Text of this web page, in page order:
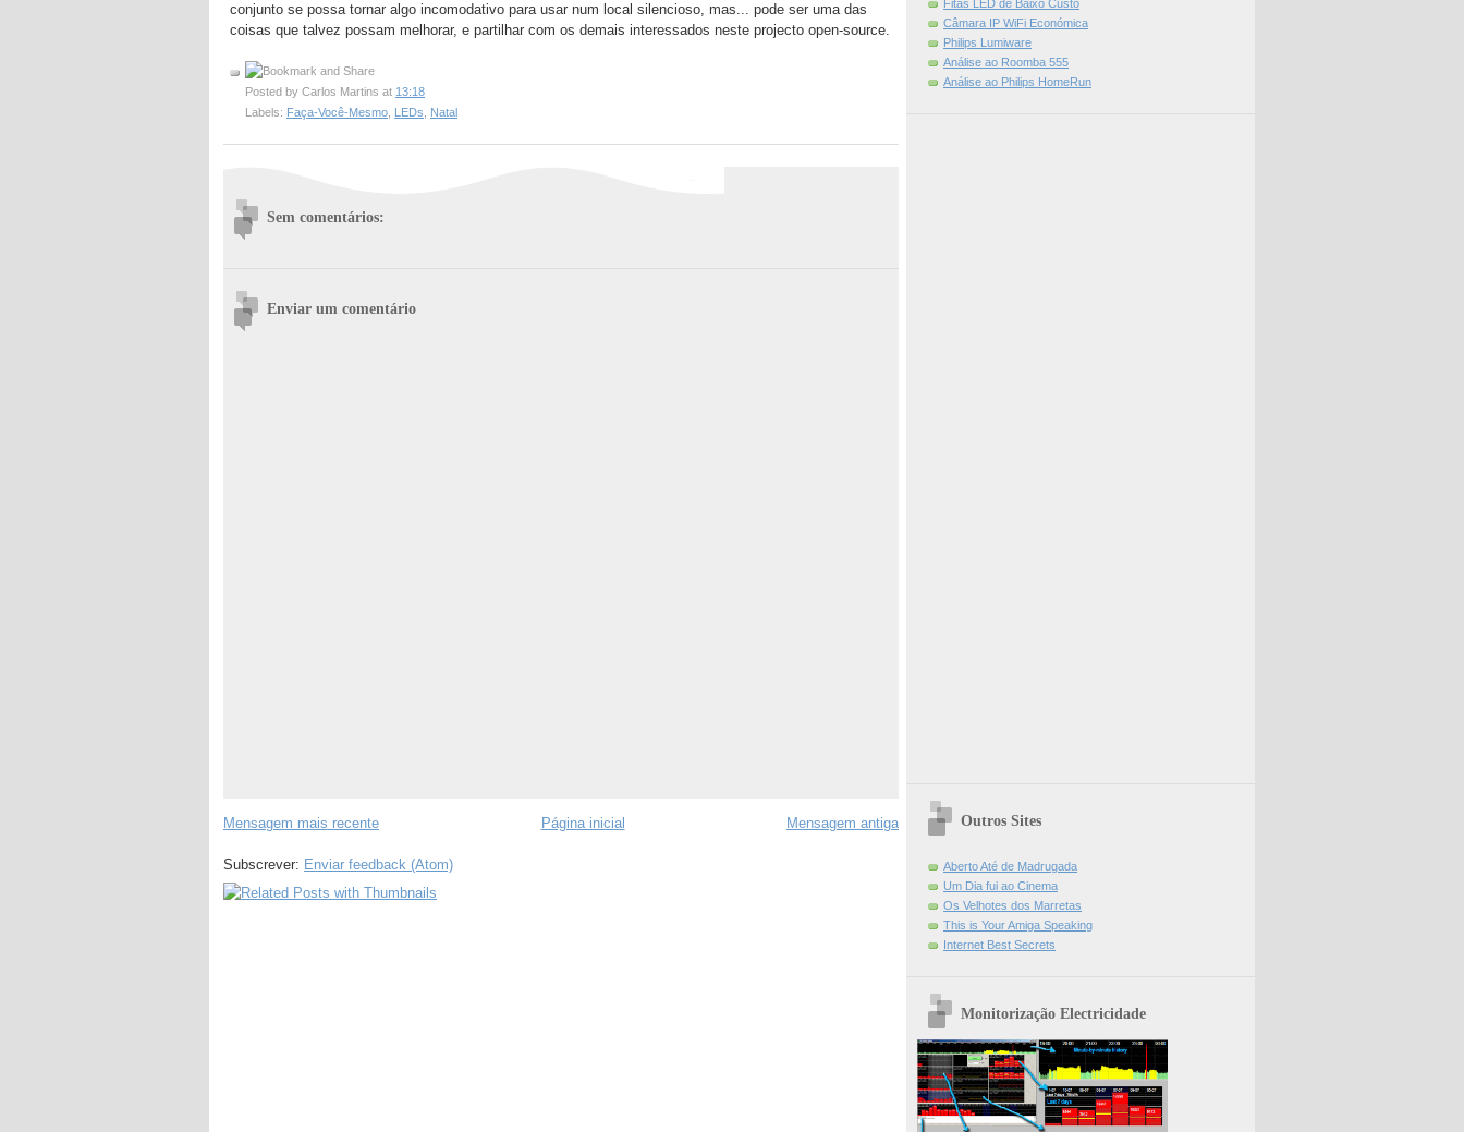
conjunto se possa tornar algo incomodativo para usar num local silencioso, mas... pode ser uma das
coisas que talvez possam melhorar, e partilhar com os demais interessados neste projecto open-source.
Posted by Carlos Martins at 13:18
Labels: Faça-Você-Mesmo LEDs Natal
Sem comentários:
Enviar um comentário
Mensagem mais recente Mensagem antiga
Página inicial
Subscrever: Enviar feedback (Atom)
Fitas LED de Baixo Custo
Câmara IP WiFi Económica
Philips Lumiware
Análise ao Roomba 555
Análise ao Philips HomeRun
Outros Sites
Aberto Até de Madrugada
Um Dia fui ao Cinema
Os Velhotes dos Marretas
This is Your Amiga Speaking
Internet Best Secrets
Monitorização Electricidade